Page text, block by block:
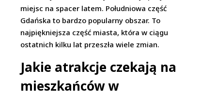
miejsc na spacer latem. Południowa część
Gdańska to bardzo popularny obszar. To
najpiękniejsza część miasta, która w ciągu
ostatnich kilku lat przeszła wiele zmian.
Jakie atrakcje czekają na
mieszkańców w